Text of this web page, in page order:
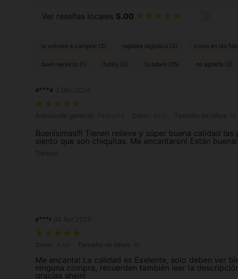
Ver reseñas locales 5.00
lo volveré a comprar (2) rapidez logística (3) como en las
buen servicio (1) funky (3) lo adoro (25) no aprieta (2)
d***a
Buenísimas!!! Tienen relieve y súper buena calidad las
siento que son chiquitas. Me encantaron! Están
Traducir
y***r
Me encanta! La calidad es Exelente, solo deben ver
ninguna compra, recuerden también leer la
gracias shein!